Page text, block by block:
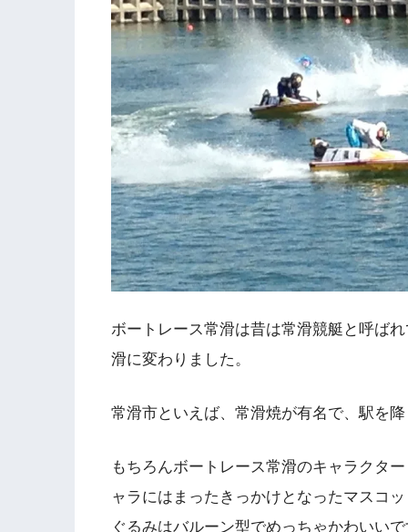
ボートレース常滑は昔は常滑競艇と呼ば
滑に変わりました。
常滑市といえば、常滑焼が有名で、駅を
もちろんボートレース常滑のキャラクタ
ャラにはまったきっかけとなったマスコ
ぐるみはバルーン型でめっちゃかわいい